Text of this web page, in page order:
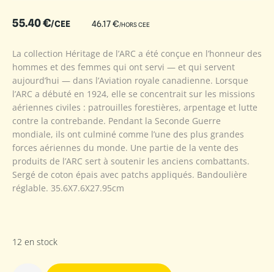
55.40€/CEE 46.17€/HORS CEE
La collection Héritage de l’ARC a été conçue en l’honneur des
hommes et des femmes qui ont servi — et qui servent
aujourd’hui — dans l’Aviation royale canadienne. Lorsque
l’ARC a débuté en 1924, elle se concentrait sur les missions
aériennes civiles : patrouilles forestières, arpentage et lutte
contre la contrebande. Pendant la Seconde Guerre
mondiale, ils ont culminé comme l’une des plus grandes
forces aériennes du monde. Une partie de la vente des
produits de l’ARC sert à soutenir les anciens combattants.
Sergé de coton épais avec patchs appliqués. Bandoulière
réglable. 35.6X7.6X27.95cm
12 en stock